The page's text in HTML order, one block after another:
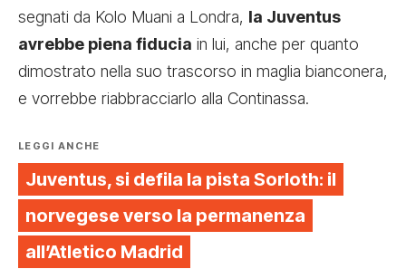
segnati da Kolo Muani a Londra, la Juventus
avrebbe piena fiducia in lui, anche per quanto
dimostrato nella suo trascorso in maglia bianconera,
e vorrebbe riabbracciarlo alla Continassa.
LEGGI ANCHE
Juventus, si defila la pista Sorloth: il
norvegese verso la permanenza
all’Atletico Madrid